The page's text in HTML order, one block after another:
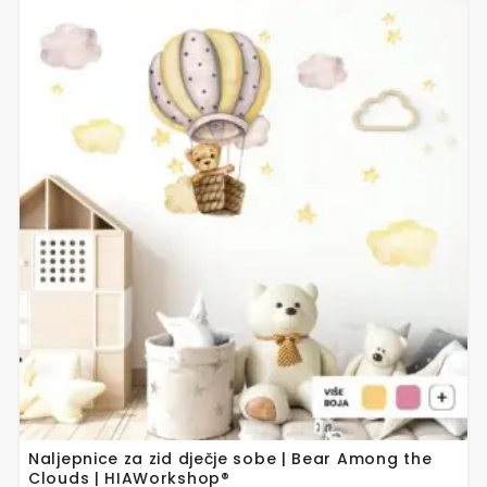
Naljepnice za zid dječje sobe | Bear Among the
Clouds | HIAWorkshop®
proizvod
ima
više
varijanti.
Opcije
mogu
odabrati
na
stranici
proizvoda